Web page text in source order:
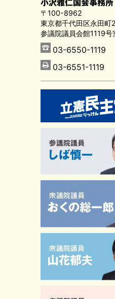
小沢雅仁国会事務所
〒100-8962
東京都千代田区永田町
参議院議員会館1119号
03-6550-1119
03-6551-1119